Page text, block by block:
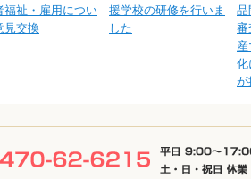
福祉・雇用につい
見交換
援学校の研修を行いま
した
品
審
化
が